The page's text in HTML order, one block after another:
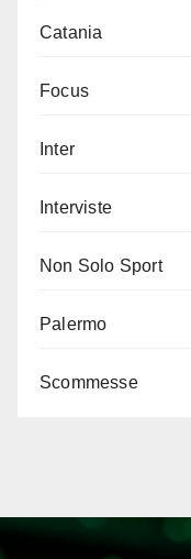
Catania
Focus
Inter
Interviste
Non Solo Sport
Palermo
Scommesse